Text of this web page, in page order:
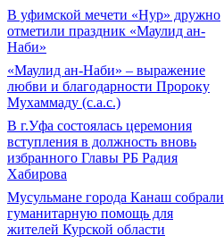
В уфимской мечети «Нур» дружно
отметили праздник «Маулид ан-
Наби»
«Маулид ан-Наби» – выражение
любви и благодарности Пророку
Мухаммаду (с.а.с.)
В г.Уфа состоялась церемония
вступления в должность вновь
избранного Главы РБ Радия
Хабирова
Мусульмане города Канаш собрали
гуманитарную помощь для
жителей Курской области